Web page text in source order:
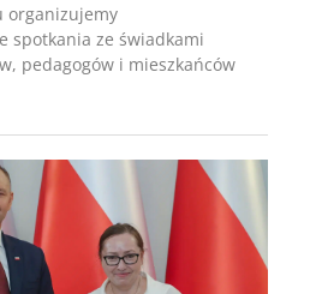
organizujemy
spotkania ze świadkami
pedagogów i mieszkańców